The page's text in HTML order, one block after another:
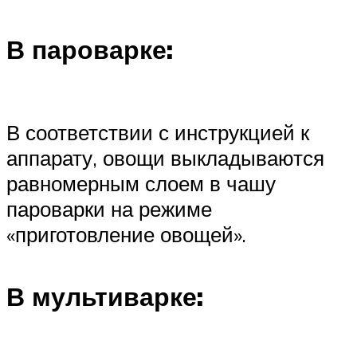
В пароварке:
В соответствии с инструкцией к
аппарату, овощи выкладываются
равномерным слоем в чашу
пароварки на режиме
«приготовление овощей».
В мультиварке: